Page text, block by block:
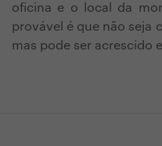
oficina e o local da
provável é que não seja
mas pode ser acrescido